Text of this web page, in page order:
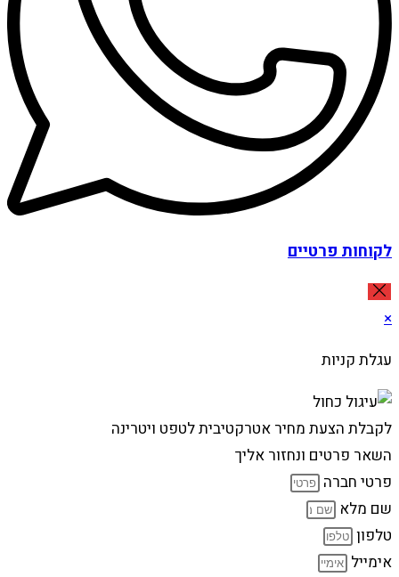
לקוחות פרטיים
×
עגלת קניות
לקבלת הצעת מחיר אטרקטיבית לטפט ויטרינה
השאר פרטים ונחזור אליך
פרטי חברה
שם מלא
טלפון
אימייל